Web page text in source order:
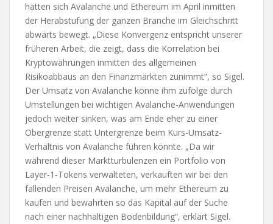
hätten sich Avalanche und Ethereum im April inmitten
der Herabstufung der ganzen Branche im Gleichschritt
abwärts bewegt. „Diese Konvergenz entspricht unserer
früheren Arbeit, die zeigt, dass die Korrelation bei
Kryptowährungen inmitten des allgemeinen
Risikoabbaus an den Finanzmärkten zunimmt“, so Sigel.
Der Umsatz von Avalanche könne ihm zufolge durch
Umstellungen bei wichtigen Avalanche-Anwendungen
jedoch weiter sinken, was am Ende eher zu einer
Obergrenze statt Untergrenze beim Kurs-Umsatz-
Verhältnis von Avalanche führen könnte. „Da wir
während dieser Marktturbulenzen ein Portfolio von
Layer-1-Tokens verwalteten, verkauften wir bei den
fallenden Preisen Avalanche, um mehr Ethereum zu
kaufen und bewahrten so das Kapital auf der Suche
nach einer nachhaltigen Bodenbildung“, erklärt Sigel.